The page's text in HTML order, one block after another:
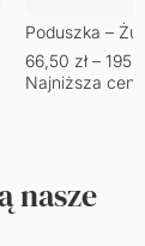
Poduszka –
66,50 zł –
Najniższa
nasze